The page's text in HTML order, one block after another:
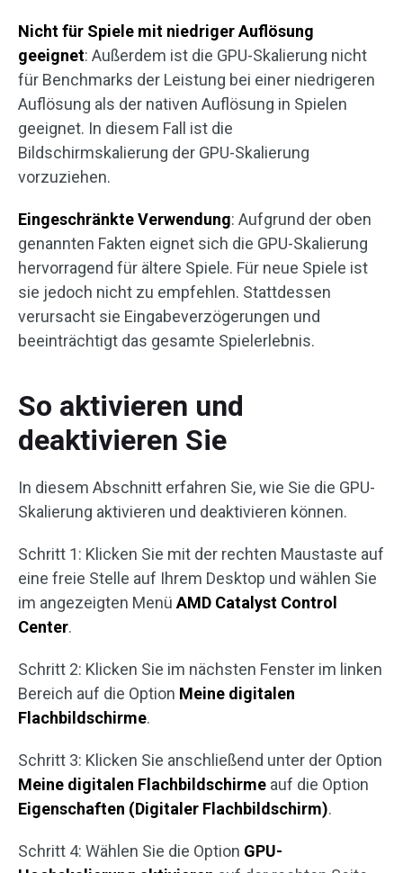
Nicht für Spiele mit niedriger Auflösung
geeignet: Außerdem ist die GPU-Skalierung nicht
für Benchmarks der Leistung bei einer niedrigeren
Auflösung als der nativen Auflösung in Spielen
geeignet. In diesem Fall ist die
Bildschirmskalierung der GPU-Skalierung
vorzuziehen.
Eingeschränkte Verwendung: Aufgrund der oben
genannten Fakten eignet sich die GPU-Skalierung
hervorragend für ältere Spiele. Für neue Spiele ist
sie jedoch nicht zu empfehlen. Stattdessen
verursacht sie Eingabeverzögerungen und
beeinträchtigt das gesamte Spielerlebnis.
So aktivieren und
deaktivieren Sie
In diesem Abschnitt erfahren Sie, wie Sie die GPU-
Skalierung aktivieren und deaktivieren können.
Schritt 1: Klicken Sie mit der rechten Maustaste auf
eine freie Stelle auf Ihrem Desktop und wählen Sie
im angezeigten Menü AMD Catalyst Control
Center.
Schritt 2: Klicken Sie im nächsten Fenster im linken
Bereich auf die Option Meine digitalen
Flachbildschirme.
Schritt 3: Klicken Sie anschließend unter der Option
Meine digitalen Flachbildschirme auf die Option
Eigenschaften (Digitaler Flachbildschirm).
Schritt 4: Wählen Sie die Option GPU-